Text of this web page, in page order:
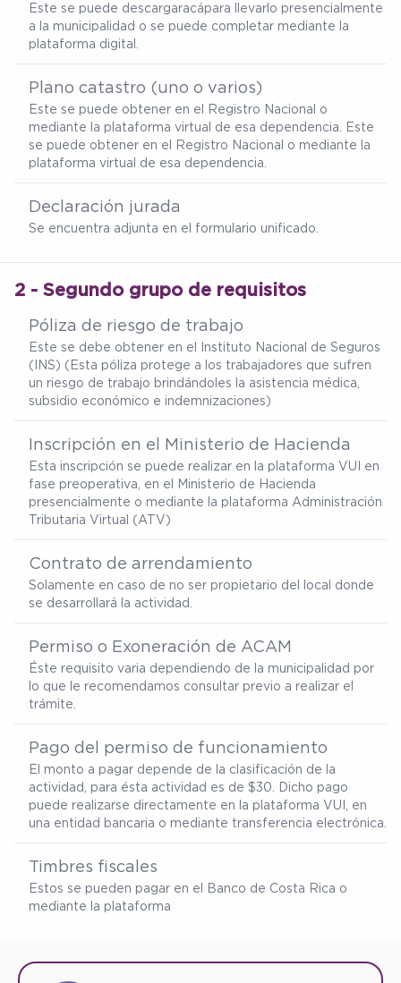
Este se puede descargaracápara llevarlo presencialmente
a la municipalidad o se puede completar mediante la
plataforma digital.
Plano catastro (uno o varios)
Este se puede obtener en el Registro Nacional o
mediante la plataforma virtual de esa dependencia. Este
se puede obtener en el Registro Nacional o mediante la
plataforma virtual de esa dependencia.
Declaración jurada
Se encuentra adjunta en el formulario unificado.
2 - Segundo grupo de requisitos
Póliza de riesgo de trabajo
Este se debe obtener en el Instituto Nacional de Seguros
(INS) (Esta póliza protege a los trabajadores que sufren
un riesgo de trabajo brindándoles la asistencia médica,
subsidio económico e indemnizaciones)
Inscripción en el Ministerio de Hacienda
Esta inscripción se puede realizar en la plataforma VUI en
fase preoperativa, en el Ministerio de Hacienda
presencialmente o mediante la plataforma Administración
Tributaria Virtual (ATV)
Contrato de arrendamiento
Solamente en caso de no ser propietario del local donde
se desarrollará la actividad.
Permiso o Exoneración de ACAM
Éste requisito varia dependiendo de la municipalidad por
lo que le recomendamos consultar previo a realizar el
trámite.
Pago del permiso de funcionamiento
El monto a pagar depende de la clasificación de la
actividad, para ésta actividad es de $30. Dicho pago
puede realizarse directamente en la plataforma VUI, en
una entidad bancaria o mediante transferencia electrónica.
Timbres fiscales
Estos se pueden pagar en el Banco de Costa Rica o
mediante la plataforma